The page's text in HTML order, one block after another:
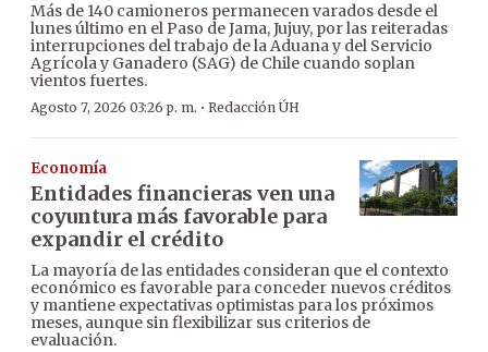
Más de 140 camioneros permanecen varados desde el
lunes último en el Paso de Jama, Jujuy, por las reiteradas
interrupciones del trabajo de la Aduana y del Servicio
Agrícola y Ganadero (SAG) de Chile cuando soplan
vientos fuertes.
Agosto 7, 2026 03:26 p. m. · Redacción ÚH
Economía
Entidades financieras ven una
coyuntura más favorable para
expandir el crédito
La mayoría de las entidades consideran que el contexto
económico es favorable para conceder nuevos créditos
y mantiene expectativas optimistas para los próximos
meses, aunque sin flexibilizar sus criterios de
evaluación.